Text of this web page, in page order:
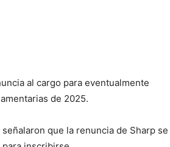
al cargo para eventualmente
de 2025.
que la renuncia de Sharp se